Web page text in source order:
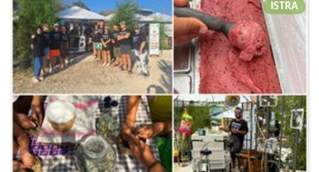
ISTRA